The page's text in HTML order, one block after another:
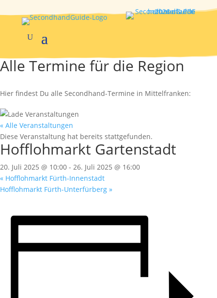
Alle Termine für die Region
Hier findest Du alle Secondhand-Termine in Mittelfranken:
« Alle Veranstaltungen
Diese Veranstaltung hat bereits stattgefunden.
Hofflohmarkt Gartenstadt
20. Juli 2025 @ 10:00 - 26. Juli 2025 @ 16:00
« Hofflohmarkt Fürth-Innenstadt
Hofflohmarkt Fürth-Unterfürberg »